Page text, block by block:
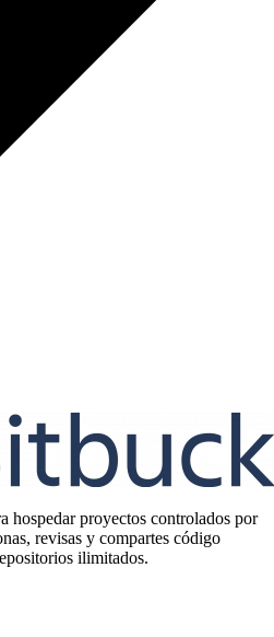
hospedar proyectos controlados por
revisas y compartes código
ilimitados.